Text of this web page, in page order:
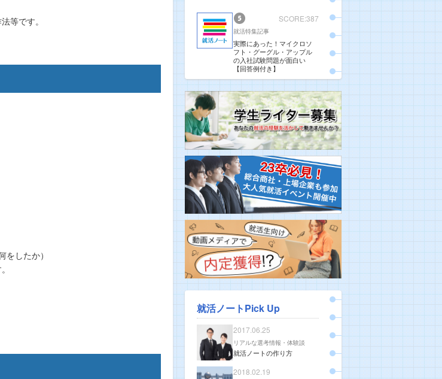
等です。
したか）
SCORE:387
就活特集記事
実際にあった！マイクロソ
フト・グーグル・アップル
の入社試験問題が面白い
【回答例付き】
就活ノートPick Up
2017.06.25
リアルな選考情報・体験談
就活ノートの作り方
2018.02.19